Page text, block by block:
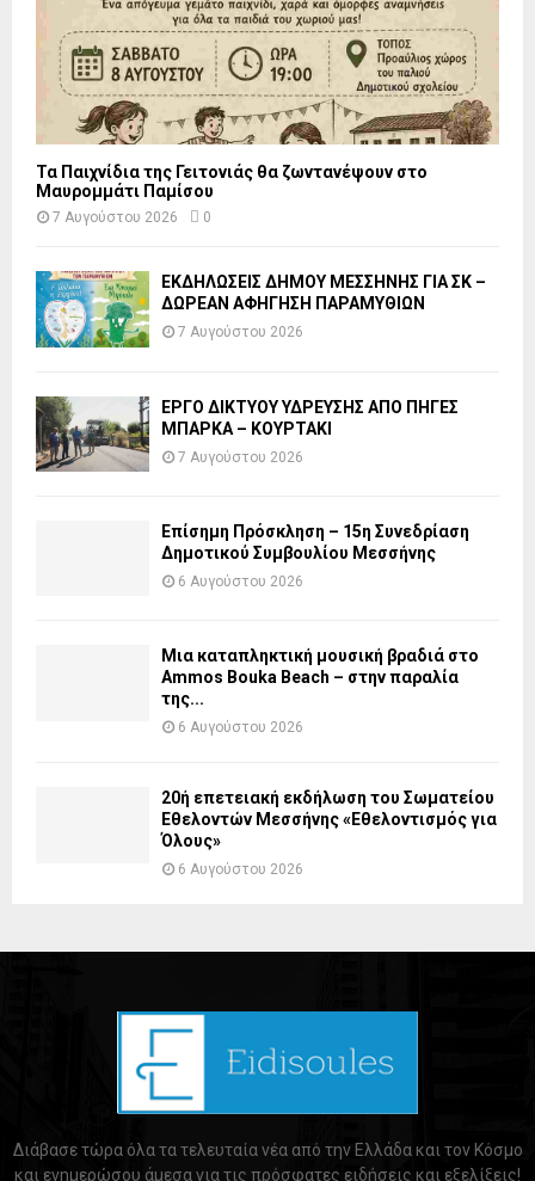
Τα Παιχνίδια της Γειτονιάς θα ζωντανέψουν στο
Μαυρομμάτι Παμίσου
7 Αυγούστου 2026 0
ΕΚΔΗΛΩΣΕΙΣ ΔΗΜΟΥ ΜΕΣΣΗΝΗΣ ΓΙΑ ΣΚ –
ΔΩΡΕΑΝ ΑΦΗΓΗΣΗ ΠΑΡΑΜΥΘΙΩΝ
7 Αυγούστου 2026
ΕΡΓΟ ΔΙΚΤΥΟΥ ΥΔΡΕΥΣΗΣ ΑΠΟ ΠΗΓΕΣ
ΜΠΑΡΚΑ – ΚΟΥΡΤΑΚΙ
7 Αυγούστου 2026
Επίσημη Πρόσκληση – 15η Συνεδρίαση
Δημοτικού Συμβουλίου Μεσσήνης
6 Αυγούστου 2026
Μια καταπληκτική μουσική βραδιά στο
Ammos Bouka Beach – στην παραλία
της...
6 Αυγούστου 2026
20ή επετειακή εκδήλωση του Σωματείου
Εθελοντών Μεσσήνης «Εθελοντισμός για
Όλους»
6 Αυγούστου 2026
Διάβασε τώρα όλα τα τελευταία νέα από την Ελλάδα και τον Κόσμο
και ενημερώσου άμεσα για τις πρόσφατες ειδήσεις και εξελίξεις!